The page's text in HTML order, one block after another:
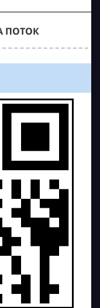
ПОТОК